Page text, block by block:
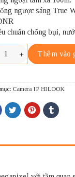
ngược sáng True
chuẩn chống bụi,
PTZ-T5225I-A số
Thêm vào
Camera IP HILOOK